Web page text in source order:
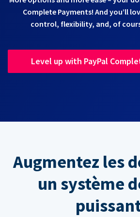
Complete Payments! And you’ll
control, flexibility, and, of
Level up with PayPal
Augmentez les
un système